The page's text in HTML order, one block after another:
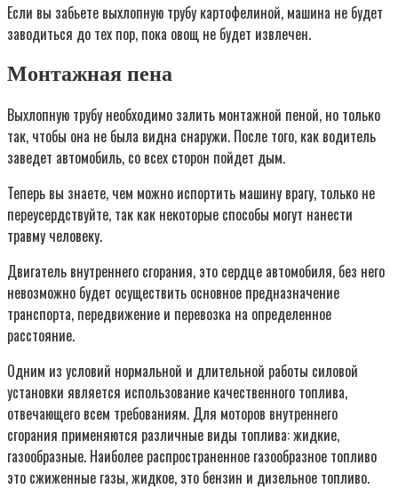
Если вы забьете выхлопную трубу картофелиной, машина не будет
заводиться до тех пор, пока овощ не будет извлечен.
Монтажная пена
Выхлопную трубу необходимо залить монтажной пеной, но только
так, чтобы она не была видна снаружи. После того, как водитель
заведет автомобиль, со всех сторон пойдет дым.
Теперь вы знаете, чем можно испортить машину врагу, только не
переусердствуйте, так как некоторые способы могут нанести
травму человеку.
Двигатель внутреннего сгорания, это сердце автомобиля, без него
невозможно будет осуществить основное предназначение
транспорта, передвижение и перевозка на определенное
расстояние.
Одним из условий нормальной и длительной работы силовой
установки является использование качественного топлива,
отвечающего всем требованиям. Для моторов внутреннего
сгорания применяются различные виды топлива: жидкие,
газообразные. Наиболее распространенное газообразное топливо
это сжиженные газы, жидкое, это бензин и дизельное топливо.